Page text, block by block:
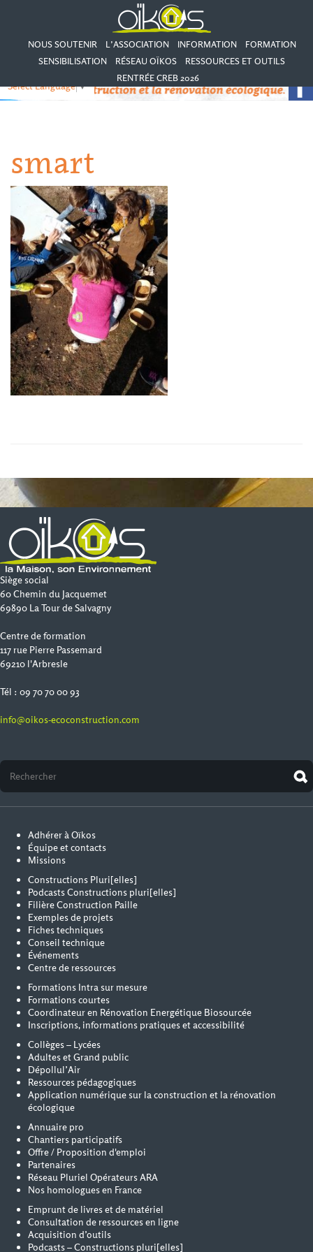
NOUS SOUTENIR L’ASSOCIATION INFORMATION
FORMATION
SENSIBILISATION
RÉSEAU OÏKOS
RESSOURCES ET OUTILS
RENTRÉE CREB 2026
Select Language▼
smart
Siège social
60 Chemin du Jacquemet
69890 La Tour de Salvagny
Centre de formation
117 rue Pierre Passemard
69210 l'Arbresle
Tél : 09 70 70 00 93
info@oikos-ecoconstruction.com
Adhérer à Oïkos
Équipe et contacts
Missions
Constructions Pluri[elles]
Podcasts Constructions pluri[elles]
Filière Construction Paille
Exemples de projets
Fiches techniques
Conseil technique
Événements
Centre de ressources
Formations Intra sur mesure
Formations courtes
Coordinateur en Rénovation Energétique Biosourcée
Inscriptions, informations pratiques et accessibilité
Collèges – Lycées
Adultes et Grand public
Dépollul’Air
Ressources pédagogiques
Application numérique sur la construction et la rénovation
écologique
Annuaire pro
Chantiers participatifs
Offre / Proposition d'emploi
Partenaires
Réseau Pluriel Opérateurs ARA
Nos homologues en France
Emprunt de livres et de matériel
Consultation de ressources en ligne
Acquisition d’outils
Podcasts – Constructions pluri[elles]